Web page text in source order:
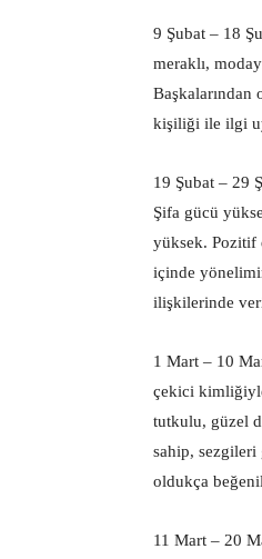
9 Şubat – 18
meraklı,
kişiliği ile ilgi
19 Şubat – 29
Şifa gücü
yüksek. Pozitif
içinde
ilişkilerinde
1 Mart – 10
çekici
tutkulu, güzel
sahip, sezgileri
oldukça
11 Mart – 20